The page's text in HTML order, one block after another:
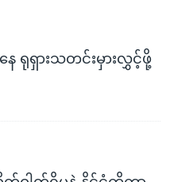
ရုရှားသတင်းမှားလွှင့်ဖို့